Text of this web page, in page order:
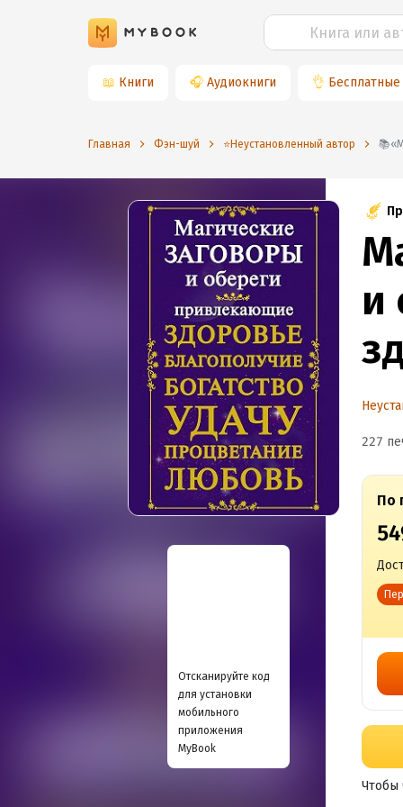
📖 Книги 🎧 Аудиокниги 👌 Бесплатные
Главная Фэн-шуй ⭐️Неустановленный автор
Отсканируйте код
для установки
мобильного
приложения
MyBook
и
227
По
Чтобы